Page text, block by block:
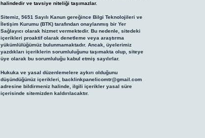
halindedir ve tavsiye niteliği taşımazlar.
Sitemiz, 5651 Sayılı Kanun gereğince Bilgi Teknolojileri ve
İletişim Kurumu (BTK) tarafından onaylanmış bir Yer
Sağlayıcı olarak hizmet vermektedir. Bu nedenle, sitedeki
içerikleri proaktif olarak denetleme veya araştırma
yükümlülüğümüz bulunmamaktadır. Ancak, üyelerimiz
yazdıkları içeriklerin sorumluluğunu taşımakta olup, siteye
üye olarak bu sorumluluğu kabul etmiş sayılırlar.
Hukuka ve yasal düzenlemelere aykırı olduğunu
düşündüğünüz içerikleri, backlinkpanelicomtr@gmail.com
adresine bildirmeniz halinde, ilgili içerikler yasal süre
içerisinde sitemizden kaldırılacaktır.